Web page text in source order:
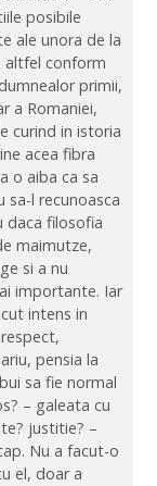
posibile
ale unora de la
altfel conform
primii,
a Romaniei,
curind in istoria
acea fibra
o aiba ca sa
sa-l recunoasca
daca filosofia
maimutze,
si a nu
importante. Iar
intens in
pensia la
sa fie normal
– galeata cu
justitie? –
Nu a facut-o
el, doar a